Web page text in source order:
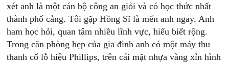
xét anh là một cán bộ công an giỏi và có học thức nhất
thành phố cảng. Tôi gặp Hồng Sĩ là mến anh ngay. Anh
ham học hỏi, quan tâm nhiều lĩnh vực, hiểu biết rộng.
Trong căn phòng hẹp của gia đình anh có một máy thu
thanh cổ lỗ hiệu Phillips, trên cái mặt nhựa vàng xỉn hình